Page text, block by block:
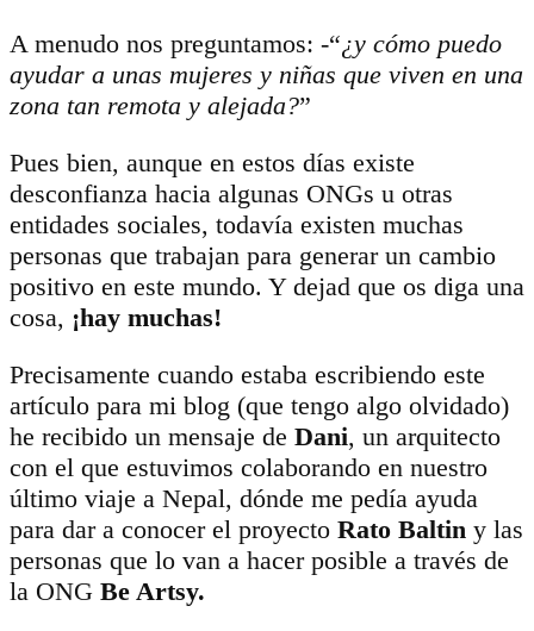
A menudo nos preguntamos: -“¿y cómo puedo
ayudar a unas mujeres y niñas que viven en una
zona tan remota y alejada?”
Pues bien, aunque en estos días existe
desconfianza hacia algunas ONGs u otras
entidades sociales, todavía existen muchas
personas que trabajan para generar un cambio
positivo en este mundo. Y dejad que os diga una
cosa, ¡hay muchas!
Precisamente cuando estaba escribiendo este
artículo para mi blog (que tengo algo olvidado)
he recibido un mensaje de Dani, un arquitecto
con el que estuvimos colaborando en nuestro
último viaje a Nepal, dónde me pedía ayuda
para dar a conocer el proyecto Rato Baltin y las
personas que lo van a hacer posible a través de
la ONG Be Artsy.